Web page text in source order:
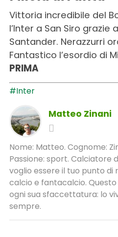
Vittoria incredibile del
l’Inter a San Siro grazie
Santander. Nerazzurri
Fantastico l’esordio di
PRIMA
#Inter
Matteo Zinani
Nome: Matteo. Cognome:
Passione: sport. Calciatore
voglio essere il tuo punto
calcio e fantacalcio.
ogni sua sfaccettatura: lo
sempre.